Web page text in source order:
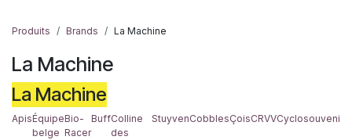
Produits Brands La Machine
La Machine
La Machine
ApisÉquipe
belge
Bio-
Racer
BuffColline
des
StuyvenCobblesÇoisCRVVCyclosouvenir